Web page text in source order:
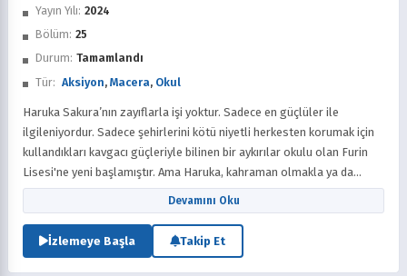
Favorilere Ekle
Sonra İzle
Yayın Yılı: 2024
Bölüm: 25
Durum: Tamamlandı
Tür: Aksiyon, Macera, Okul
Haruka Sakura’nın zayıflarla işi yoktur. Sadece en güçlüler ile
ilgileniyordur. Sadece şehirlerini kötü niyetli herkesten korumak için
kullandıkları kavgacı güçleriyle bilinen bir aykırılar okulu olan Furin
Lisesi'ne yeni başlamıştır. Ama Haruka, kahraman olmakla ya da
herhangi bir takımın parçası olmakla ilgilenmemektedir. Onun tek
isteği, zirve yarışında herkesi geçmektir.
Devamını Oku
İzlemeye Başla Takip Et